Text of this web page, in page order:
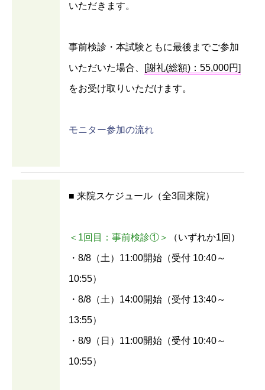
いただきます。
事前検診・本試験ともに最後までご参加
いただいた場合、 [謝礼(総額)：55,000円]
をお受け取りいただけます。
モニター参加の流れ
■ 来院スケジュール（全3回来院）
＜1回目：事前検診①＞ （いずれか1回）
・8/8（土）11:00開始（受付 10:40～
10:55）
・8/8（土）14:00開始（受付 13:40～
13:55）
・8/9（日）11:00開始（受付 10:40～
10:55）